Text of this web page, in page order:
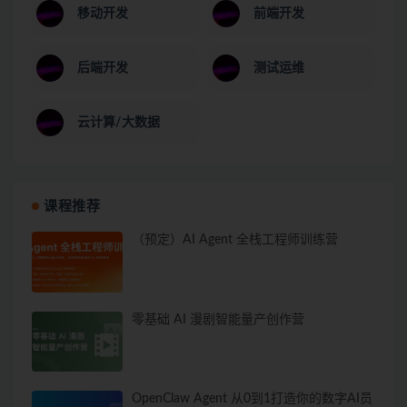
移动开发 前端开发
后端开发 测试运维
云计算/大数据
课程推荐
（预定）AI Agent 全栈工程师训练营
零基础 AI 漫剧智能量产创作营
OpenClaw Agent 从0到1打造你的数字AI员